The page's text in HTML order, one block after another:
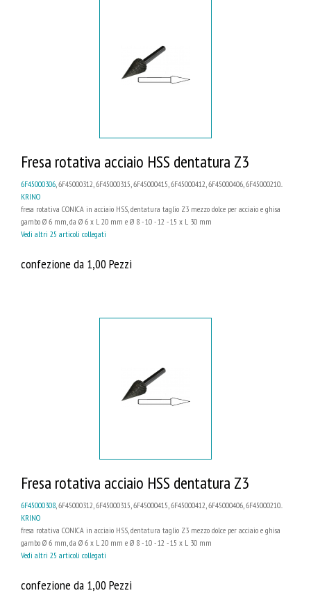
Fresa rotativa acciaio HSS dentatura Z3
6F45000306 , 6F45000312, 6F45000315, 6F45000415, 6F45000412, 6F45000406, 6F45000210...
KRINO
fresa rotativa CONICA in acciaio HSS, dentatura taglio Z3 mezzo dolce per acciaio e ghisa
gambo Ø 6 mm, da Ø 6 x L 20 mm e Ø 8 - 10 - 12 - 15 x L 30 mm
Vedi altri 25 articoli collegati
confezione da 1,00 Pezzi
Fresa rotativa acciaio HSS dentatura Z3
6F45000308, 6F45000312, 6F45000315, 6F45000415, 6F45000412, 6F45000406, 6F45000210...
KRINO
fresa rotativa CONICA in acciaio HSS, dentatura taglio Z3 mezzo dolce per acciaio e ghisa
gambo Ø 6 mm, da Ø 6 x L 20 mm e Ø 8 - 10 - 12 - 15 x L 30 mm
Vedi altri 25 articoli collegati
confezione da 1,00 Pezzi